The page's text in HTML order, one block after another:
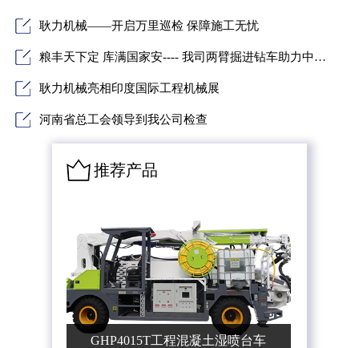
耿力机械——开启万里巡检 保障施工无忧
粮丰天下定 库满国家安---- 我司两臂掘进钻车助力中堪天下粮仓项目建设
耿力机械亮相印度国际工程机械展
河南省总工会领导到我公司检查
推荐产品
GHP4015T工程混凝土湿喷台车